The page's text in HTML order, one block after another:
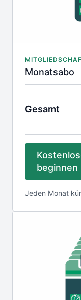
Monatsabo
Gesamt
beginnen
Jeden Monat